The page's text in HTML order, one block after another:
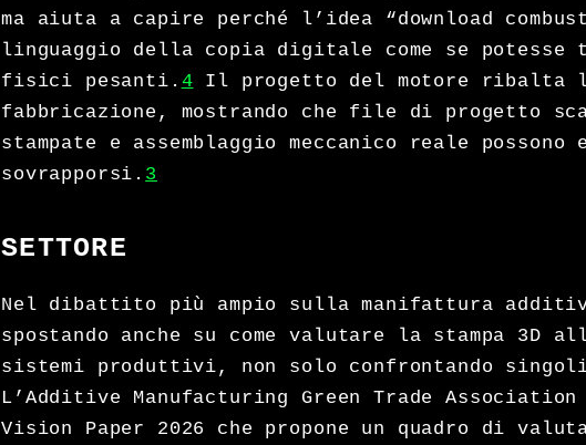
ma aiuta a capire perché l’idea “download
linguaggio della copia digitale come se potesse
fisici pesanti. 4 Il progetto del motore ribalta
fabbricazione, mostrando che file di progetto
stampate e assemblaggio meccanico reale
sovrapporsi. 3
SETTORE
Nel dibattito più ampio sulla manifattura
spostando anche su come valutare la stampa
sistemi produttivi, non solo confrontando
L’Additive Manufacturing Green Trade
Vision Paper 2026 che propone un quadro di